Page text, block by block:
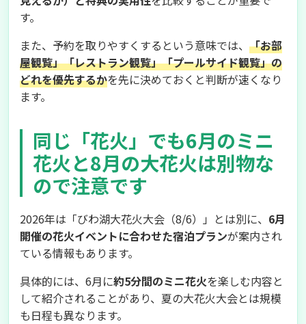
す。
また、予約を取りやすくするという意味では、 「お部
屋観覧」「レストラン観覧」「プールサイド観覧」の
どれを優先するかを先に決めておくと判断が速くなり
ます。
同じ「花火」でも6月のミニ
花火と8月の大花火は別物な
ので注意です
2026年は「びわ湖大花火大会（8/6）」とは別に、 6月
開催の花火イベントに合わせた宿泊プランが案内され
ている情報もあります。
具体的には、6月に約5分間のミニ花火を楽しむ内容と
して紹介されることがあり、夏の大花火大会とは規模
も日程も異なります。